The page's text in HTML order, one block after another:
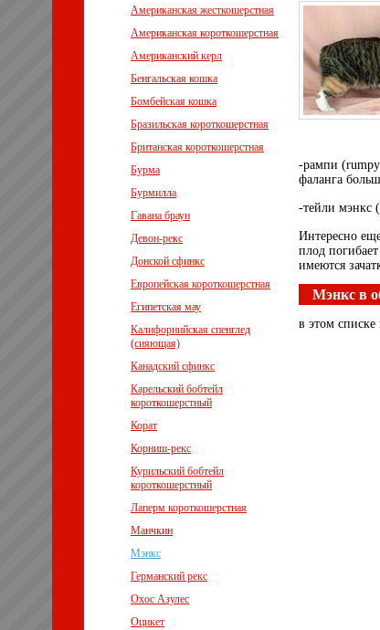
Американская жесткошерстная
Американская короткошерстная
Американский керл
Бенгальская кошка
Бомбейская кошка
Бразильская короткошерстная
Британская короткошерстная
Бурма
Бурмилла
Гавана браун
Девон-рекс
Донской сфинкс
Европейская короткошерстная
Египетская мау
Калифорнийская спенглед
(сияющая)
Канадский сфинкс
Карельский бобтейл
короткошерстный
Корат
Корниш-рекс
Курильский бобтейл
короткошерстный
Лаперм короткошерстная
Манчкин
Мэнкс
Германский рекс
Охос Азулес
Оцикет
-рампи
фаланга
-тейли мэнкс
Интересно
плод
имеются
Мэнкс в
в этом списке